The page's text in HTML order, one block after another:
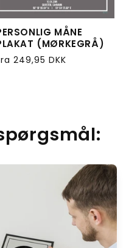
MÅNE
(MØRKEGRÅ)
249,95 DKK